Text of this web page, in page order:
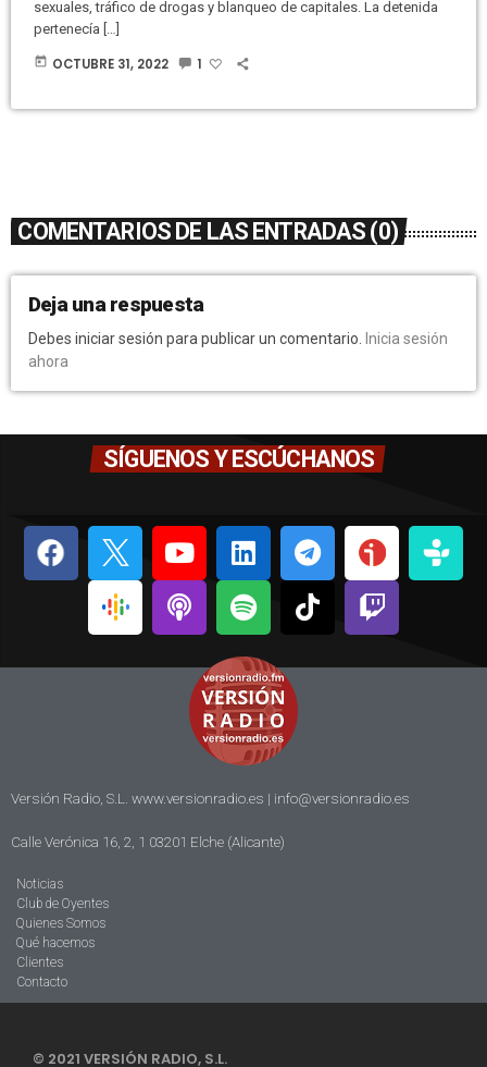
sexuales, tráfico de drogas y blanqueo de capitales. La detenida
pertenecía […]
today OCTUBRE 31, 2022 1
COMENTARIOS DE LAS ENTRADAS (0)
Deja una respuesta
Debes iniciar sesión para publicar un comentario.
Inicia sesión
ahora
SÍGUENOS Y ESCÚCHANOS
Versión Radio, S.L. www.versionradio.es | info@versionradio.es
Calle Verónica 16, 2, 1 03201 Elche (Alicante)
Noticias
Club de Oyentes
Quienes Somos
Qué hacemos
Clientes
Contacto
© 2021 VERSIÓN RADIO, S.L.